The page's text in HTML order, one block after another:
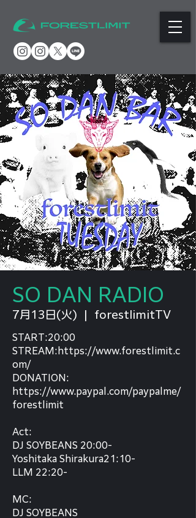
SO DAN RADIO
7月13日(火) forestlimitTV
START:20:00
STREAM:https://www.forestlimit.c
om/
DONATION:
https://www.paypal.com/paypalme/
forestlimit
Act:
DJ SOYBEANS 20:00-
Yoshitaka Shirakura21:10-
LLM 22:20-
MC:
DJ SOYBEANS